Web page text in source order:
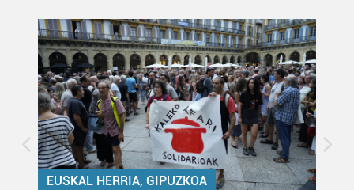
EUSKAL HERRIA, GIPUZKOA